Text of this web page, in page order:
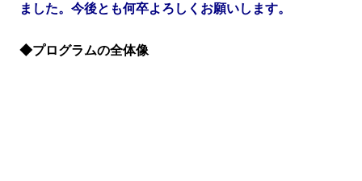
ました。今後とも何卒よろしくお願いします。
◆プログラムの全体像